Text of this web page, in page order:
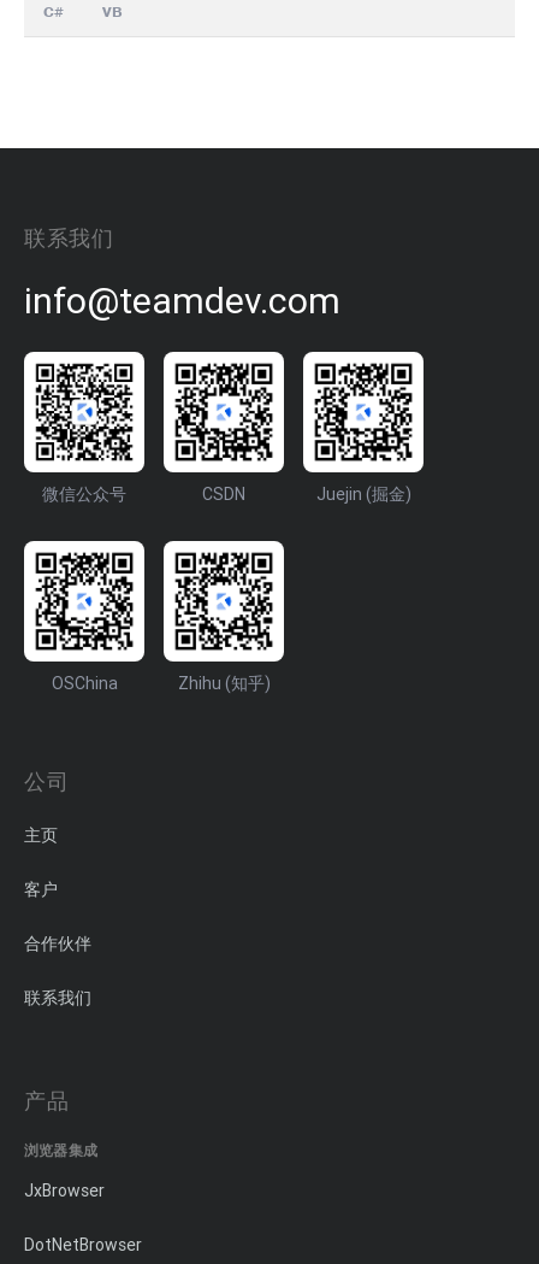
C# VB
联系我们
info@teamdev.com
微信公众号 CSDN Juejin (掘金)
OSChina Zhihu (知乎)
公司
主页
客户
合作伙伴
联系我们
产品
浏览器集成
JxBrowser
DotNetBrowser